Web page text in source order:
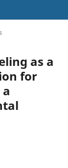
as a
for